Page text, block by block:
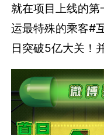
就在项目上线的
运最特殊的乘客#
日突破5亿大关！